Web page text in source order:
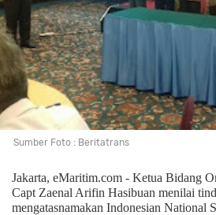
Sumber Foto : Beritatrans
Jakarta, eMaritim.com - Ketua Bidang
Capt Zaenal Arifin Hasibuan menilai
mengatasnamakan Indonesian National